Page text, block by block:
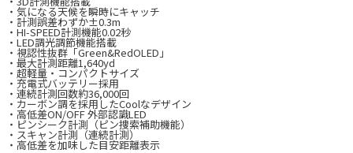
・気になる天候を瞬時にキャッチ
・計測誤差わずか±0.3m
・HI-SPEED計測機能0.02秒
・LED調光調節機能搭載
・視認性抜群「Green&RedOLED」
・最大計測距離1,640yd
・超軽量・コンパクトサイズ
・充電式バッテリー採用
・連続計測回数約36,000回
・カーボン調を採用したCoolなデザイン
・高低差ON/OFF 外部認識LED
・ピンシーク計測（ピン捜索補助機能）
・スキャン計測（連続計測）
・高低差を加味した目安距離表示